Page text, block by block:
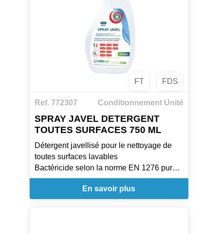
FT FDS
Ref. 772307 Conditionnement Unité
SPRAY JAVEL DETERGENT
TOUTES SURFACES 750 ML
Détergent javellisé pour le nettoyage de
toutes surfaces lavables
Bactéricide selon la norme EN 1276 pur
(en 5 mn à 20°C, en conditions de saleté)
Grâce à sa forte teneur en chlore actif, il
assure le nettoyage des salissures grasses
En savoir plus